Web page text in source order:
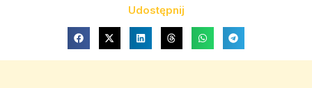
Udostępnij